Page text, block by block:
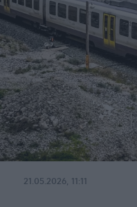
21.05.2026, 11:11